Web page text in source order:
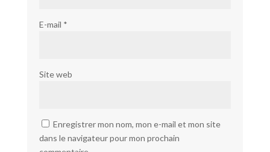
E-mail *
Site web
Enregistrer mon nom, mon e-mail et mon site
dans le navigateur pour mon prochain